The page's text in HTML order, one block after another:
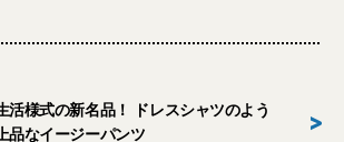
活様式の新名品！ ドレスシャツのよう
品なイージーパンツ
>